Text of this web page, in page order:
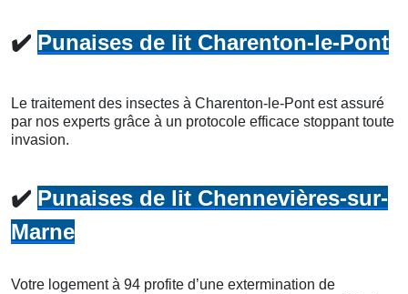
✔️ Punaises de lit Charenton-le-Pont
Le traitement des insectes à Charenton-le-Pont est assuré
par nos experts grâce à un protocole efficace stoppant toute
invasion.
✔️ Punaises de lit Chennevières-sur-
Marne
Votre logement à 94 profite d’une extermination de